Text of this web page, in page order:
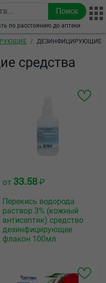
по расстоянию до аптеки
ДЕЗИНФИЦИРУЮЩИЕ
средства
от 33.58 ₽
Перекись водорода
раствор 3% (кожный
антисептик) средство
дезинфицирующее
флакон 100мл